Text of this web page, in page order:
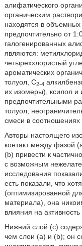
алифатического
органическим
находятся в
предпочтительно от
галогенированных
являются:
четыреххлористый
ароматических
толуол, С2-4
их изомеры), ксилол
предпочтительными
толуол;
смеси в соотношениях
Авторы настоящего
контакт между фазой
(b) привести к
с возможным
исследования
есть показали, что
(оптимизированной
материала), она
влияния на
Нижний слой (с)
чем слои (а) и (b); он